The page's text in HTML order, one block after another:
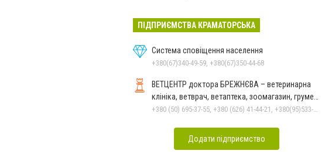
ПІДПРИЄМСТВА КРАМАТОРСЬКА
Система сповіщення населення
+380(67)340-49-59, +380(67)350-44-68
ВЕТЦЕНТР доктора БРЕЖНЄВА – ветеринарна
клініка, ветврач, ветаптека, зоомагазин, грумер,
стрижки.
+380 (50) 695-37-55, +380 (626) 41-44-21, +380(95)533-90-03
Додати підприємство